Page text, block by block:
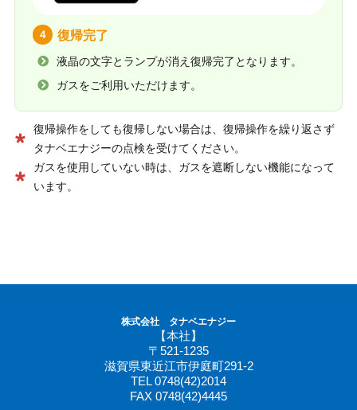
４ 復帰完了
液晶の文字とランプが消え復帰完了となります。
ガスをご利用いただけます。
復帰操作をしても復帰しない場合は、復帰操作を繰り返さず
タナベエナジーの点検を受けてください。
ガスを使用していない時は、ガスを遮断しない機能になって
います。
株式会社 タナベエナジー
【本社】
〒521-1235
滋賀県東近江市伊庭町291-2
TEL 0748(42)2014
FAX 0748(42)4445